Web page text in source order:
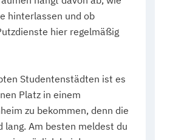
hinterlassen und ob
hier regelmäßig
Studentenstädten ist es
Platz in einem
zu bekommen, denn die
lang. Am besten meldest du